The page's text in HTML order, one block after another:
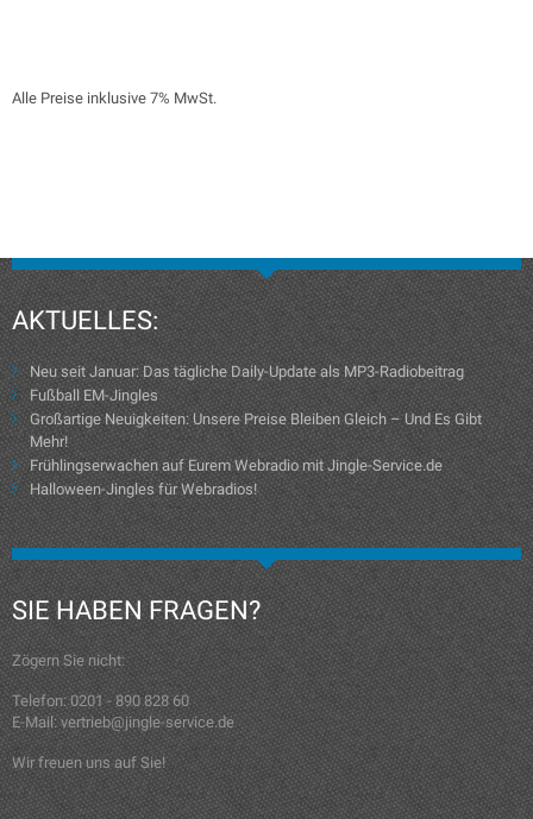
Alle Preise inklusive 7% MwSt.
AKTUELLES:
Neu seit Januar: Das tägliche Daily-Update als MP3-Radiobeitrag
Fußball EM-Jingles
Großartige Neuigkeiten: Unsere Preise Bleiben Gleich – Und Es Gibt
Mehr!
Frühlingserwachen auf Eurem Webradio mit Jingle-Service.de
Halloween-Jingles für Webradios!
SIE HABEN FRAGEN?
Zögern Sie nicht:
Telefon: 0201 - 890 828 60
E-Mail: vertrieb@jingle-service.de
Wir freuen uns auf Sie!